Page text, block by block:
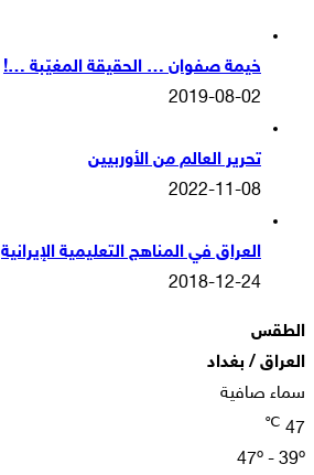
خيمة صفوان … الحقيقة المغيّبة …!
2019-08-02
تحرير العالم من الأوربيين
2022-11-08
العراق في المناهج التعليمية الإيرانية
2018-12-24
الطقس
العراق / بغداد
سماء صافية
47
℃
47º - 39º